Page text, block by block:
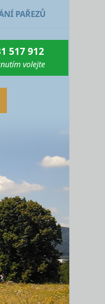
PAŘEZŮ
517 912
volejte